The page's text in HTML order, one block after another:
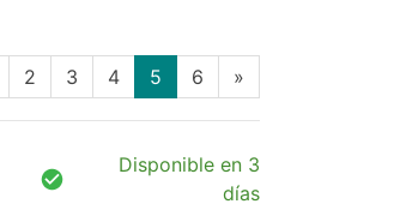
2 3 4 5(current)
6 »
Disponible en 3
días